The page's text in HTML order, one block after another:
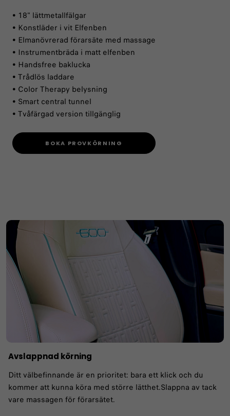
• 18" lättmetallfälgar
• Konstläder i vit Elfenben
• Elmanövrerad förarsäte med massage
• Instrumentbräda i matt elfenben
• Handsfree baklucka
• Trådlös laddare
• Color Therapy belysning
• Smart central tunnel
• Tvåfärgad version tillgänglig
BOKA PROVKÖRNING
Avslappnad körning
Ditt välbefinnande är en prioritet: bara ett klick och du
kommer att kunna köra med större lätthet.Slappna av tack
vare massagen för förarsätet.